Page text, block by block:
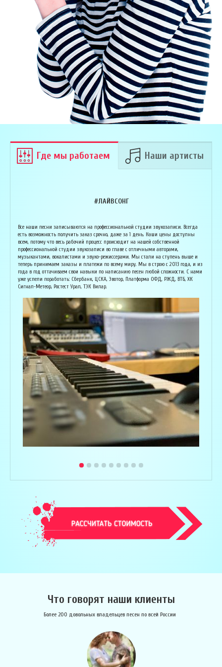
Где мы работаем Наши артисты
#ЛАЙВСОНГ
Все наши песни записываются на профессиональной студии звукозаписи. Всегда
есть возможность получить заказ срочно, даже за 1 день. Наши цены доступны
всем, потому что весь рабочий процесс происходит на нашей собственной
профессиональной студии звукозаписи во главе с отличными авторами,
музыкантами, вокалистами и звуко-режиссерами. Мы стали на ступень выше и
теперь принимаем заказы и платежи по всему миру. Мы в строю с 2013 года, и из
года в год оттачиваем свои навыки по написанию песен любой сложности. С нами
уже успели поработать: Сбербанк, ЦСКА, Эвотор, Платформа ОФД, РЖД, ВТБ, ХК
Сигнал-Метеор, Ростест Урал, ТЭК Вилар.
Армен Алавердян
Основатель организации "Лайвсонг". С детства занимается музыкой, пишет
аранжировки, делает сведение и мастеринг на профессиональном уровне.
Может сделать коммерческий звук даже по записи с диктофона :) Состоит в
дуэте "Ag Jan", и выступает на концертах по всей России. Снимает клипы
вместе со своими музыкантами, и они собирают более 1 млн. просмотров на
ютубе! В основном пишет песни о любви, семье и ценностях жизни. Армен
сделает из вашей истории настоящую конфетку, обращайтесь!
Исполнитель, звукорежиссёр
Что говорят наши клиенты
Более 200 довольных владельцев песен по всей России